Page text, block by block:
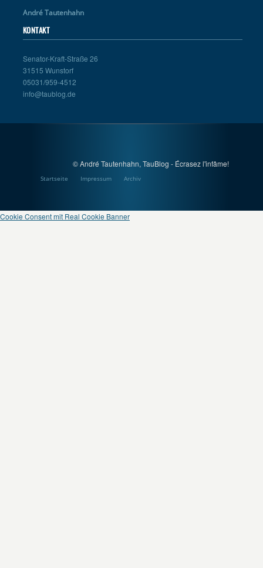
André Tautenhahn
KONTAKT
Senator-Kraft-Straße 26
31515 Wunstorf
05031/959-4512
info@taublog.de
© André Tautenhahn, TauBlog - Écrasez l'infâme!
Startseite Impressum Archiv
Cookie Consent mit Real Cookie Banner